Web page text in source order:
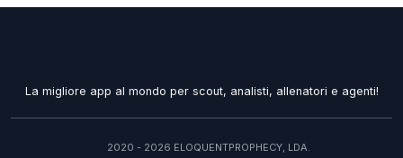
La migliore app al mondo per scout, analisti, allenatori e agenti!
2020 - 2026 ELOQUENTPROPHECY, LDA.